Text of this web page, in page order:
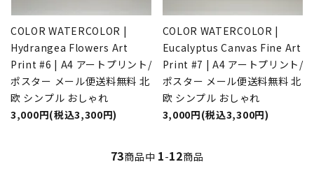
COLOR WATERCOLOR |
Hydrangea Flowers Art
Print #6 | A4 アートプリント/
ポスター メール便送料無料 北
欧 シンプル おしゃれ
3,000円(税込3,300円)
COLOR WATERCOLOR |
Eucalyptus Canvas Fine Art
Print #7 | A4 アートプリント/
ポスター メール便送料無料 北
欧 シンプル おしゃれ
3,000円(税込3,300円)
73商品中 1-12商品